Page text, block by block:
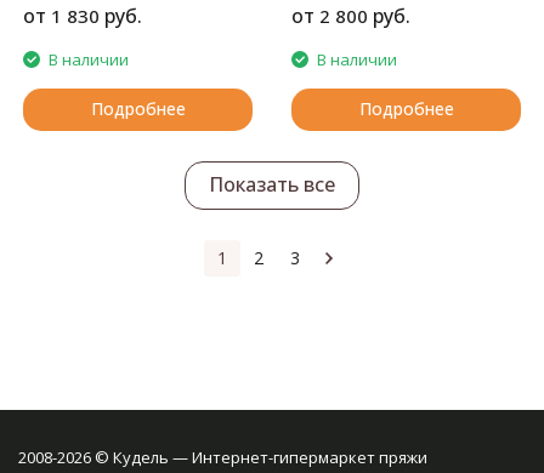
от 1 830 руб.
В наличии
Подробнее
от 2 800 руб.
В наличии
Подробнее
Показать все
1 2 3
2008-2026 © Кудель — Интернет-гипермаркет пряжи